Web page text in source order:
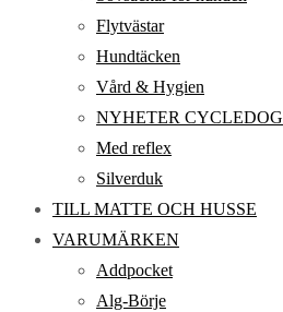
Flytvästar
Hundtäcken
Vård & Hygien
NYHETER CYCLEDOG
Med reflex
Silverduk
TILL MATTE OCH HUSSE
VARUMÄRKEN
Addpocket
Alg-Börje